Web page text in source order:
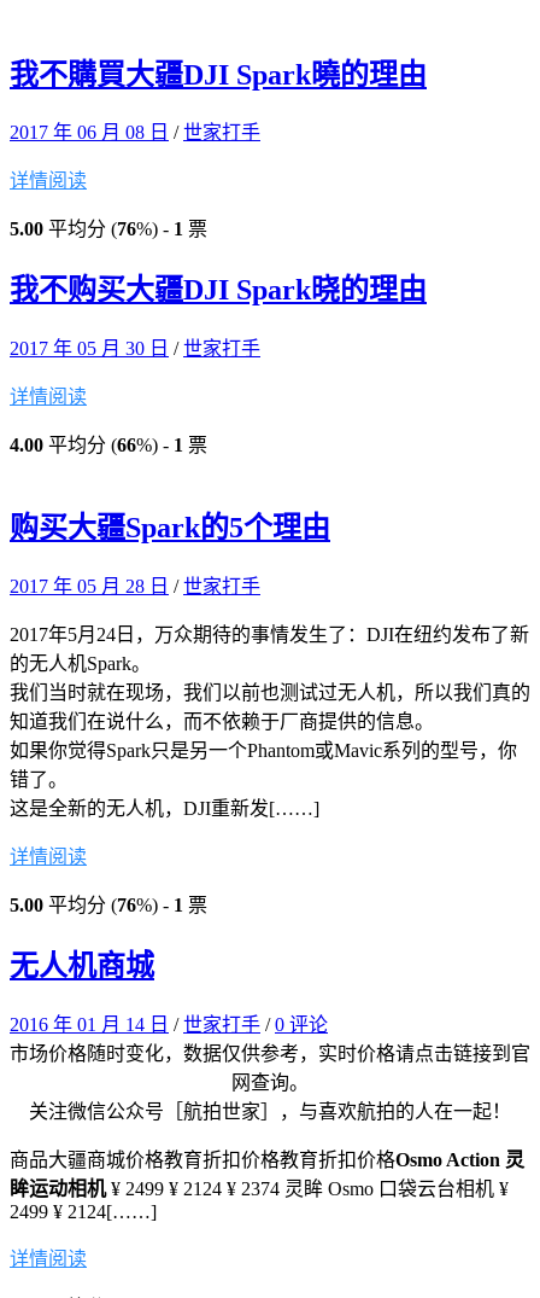
我不購買大疆DJI Spark曉的理由
2017 年 06 月 08 日 /世家打手
详情阅读
5.00 平均分 (76%) - 1 票
我不购买大疆DJI Spark晓的理由
2017 年 05 月 30 日 /世家打手
详情阅读
4.00 平均分 (66%) - 1 票
购买大疆Spark的5个理由
2017 年 05 月 28 日 /世家打手
2017年5月24日，万众期待的事情发生了：DJI在纽约发布了新
的无人机Spark。
我们当时就在现场，我们以前也测试过无人机，所以我们真的
知道我们在说什么，而不依赖于厂商提供的信息。
如果你觉得Spark只是另一个Phantom或Mavic系列的型号，你
错了。
这是全新的无人机，DJI重新发[……]
详情阅读
5.00 平均分 (76%) - 1 票
无人机商城
2016 年 01 月 14 日 /世家打手 /0 评论
市场价格随时变化，数据仅供参考，实时价格请点击链接到官
网查询。
关注微信公众号［航拍世家］，与喜欢航拍的人在一起！
商品大疆商城价格教育折扣价格教育折扣价格Osmo Action 灵
眸运动相机¥ 2499 ¥ 2124 ¥ 2374 灵眸 Osmo 口袋云台相机 ¥
2499 ¥ 2124[……]
详情阅读